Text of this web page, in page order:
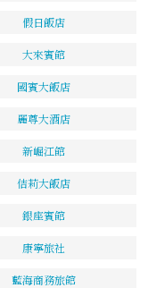
假日飯店
大來賓館
國賓大飯店
麗尊大酒店
新崛江館
佶莉大飯店
銀座賓館
康寧旅社
藍海商務旅館